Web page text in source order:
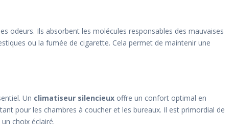
odeurs. Ils absorbent les molécules responsables des mauvaises
ou la fumée de cigarette. Cela permet de maintenir une
Un climatiseur silencieuxoffre un confort optimal en
pour les chambres à coucher et les bureaux. Il est primordial de
choix éclairé.